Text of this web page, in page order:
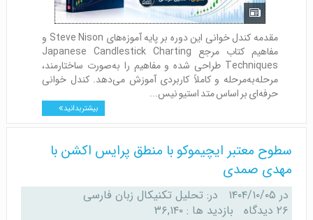
مقدمه کندل‌ خوانی این دوره بر پایه آموزه‌های Steve Nison و
مفاهیم کتاب مرجع Japanese Candlestick Charting
Techniques طراحی شده و مفاهیم را به‌صورت ساختارمند،
مرحله‌به‌مرحله و کاملاً کاربردی آموزش می‌دهد. کندل‌ خوانی
حرفه‌ای بر اساس متد استیو نیس...
بیشتر بدانید
سطوح معتبر ایچیموکو با منطق پرایس اکشن با
مهدی صمدی
در ۱۴۰۴/۱۰/۰۵ در: تحلیل تکنیکال زبان فارسی
۲۶ دیدگاه
بازدید ها : ۳۶,۱۴۰